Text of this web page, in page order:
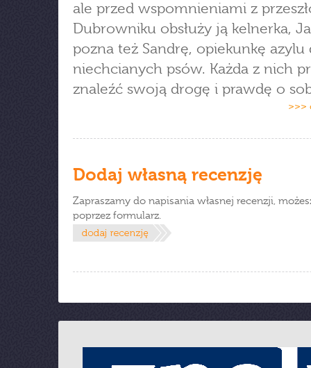
ale przed wspomnieniami z
Dubrowniku obsłuży ją kelnerka,
pozna też Sandrę, opiekunkę azylu
niechcianych psów. Każda z nich
znaleźć swoją drogę i prawdę o
>>>
Dodaj własną recenzję
Zapraszamy do napisania własnej recenzji,
poprzez formularz.